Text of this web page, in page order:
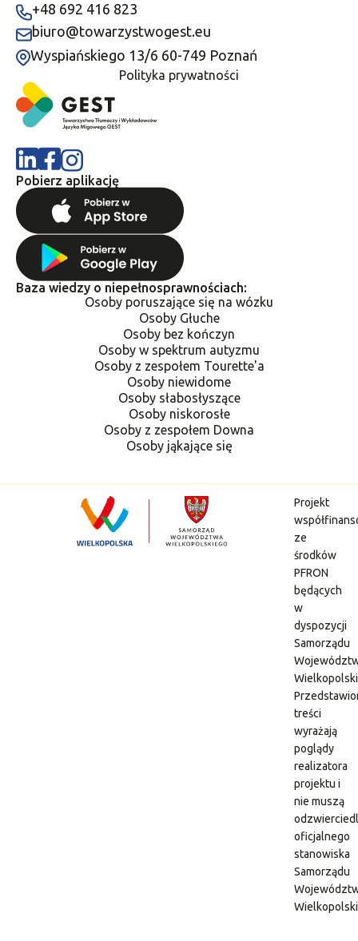
+48 692 416 823
biuro@towarzystwogest.eu
Wyspiańskiego 13/6 60-749 Poznań
Polityka prywatności
Pobierz aplikację
Baza wiedzy o niepełnosprawnościach:
Osoby poruszające się na wózku
Osoby Głuche
Osoby bez kończyn
Osoby w spektrum autyzmu
Osoby z zespołem Tourette'a
Osoby niewidome
Osoby słabosłyszące
Osoby niskorosłe
Osoby z zespołem Downa
Osoby jąkające się
Projekt
ze
środków
PFRON
będących
w
dyspozycji
Samorządu
treści
wyrażają
poglądy
realizatora
projektu i
nie muszą
oficjalnego
stanowiska
Samorządu